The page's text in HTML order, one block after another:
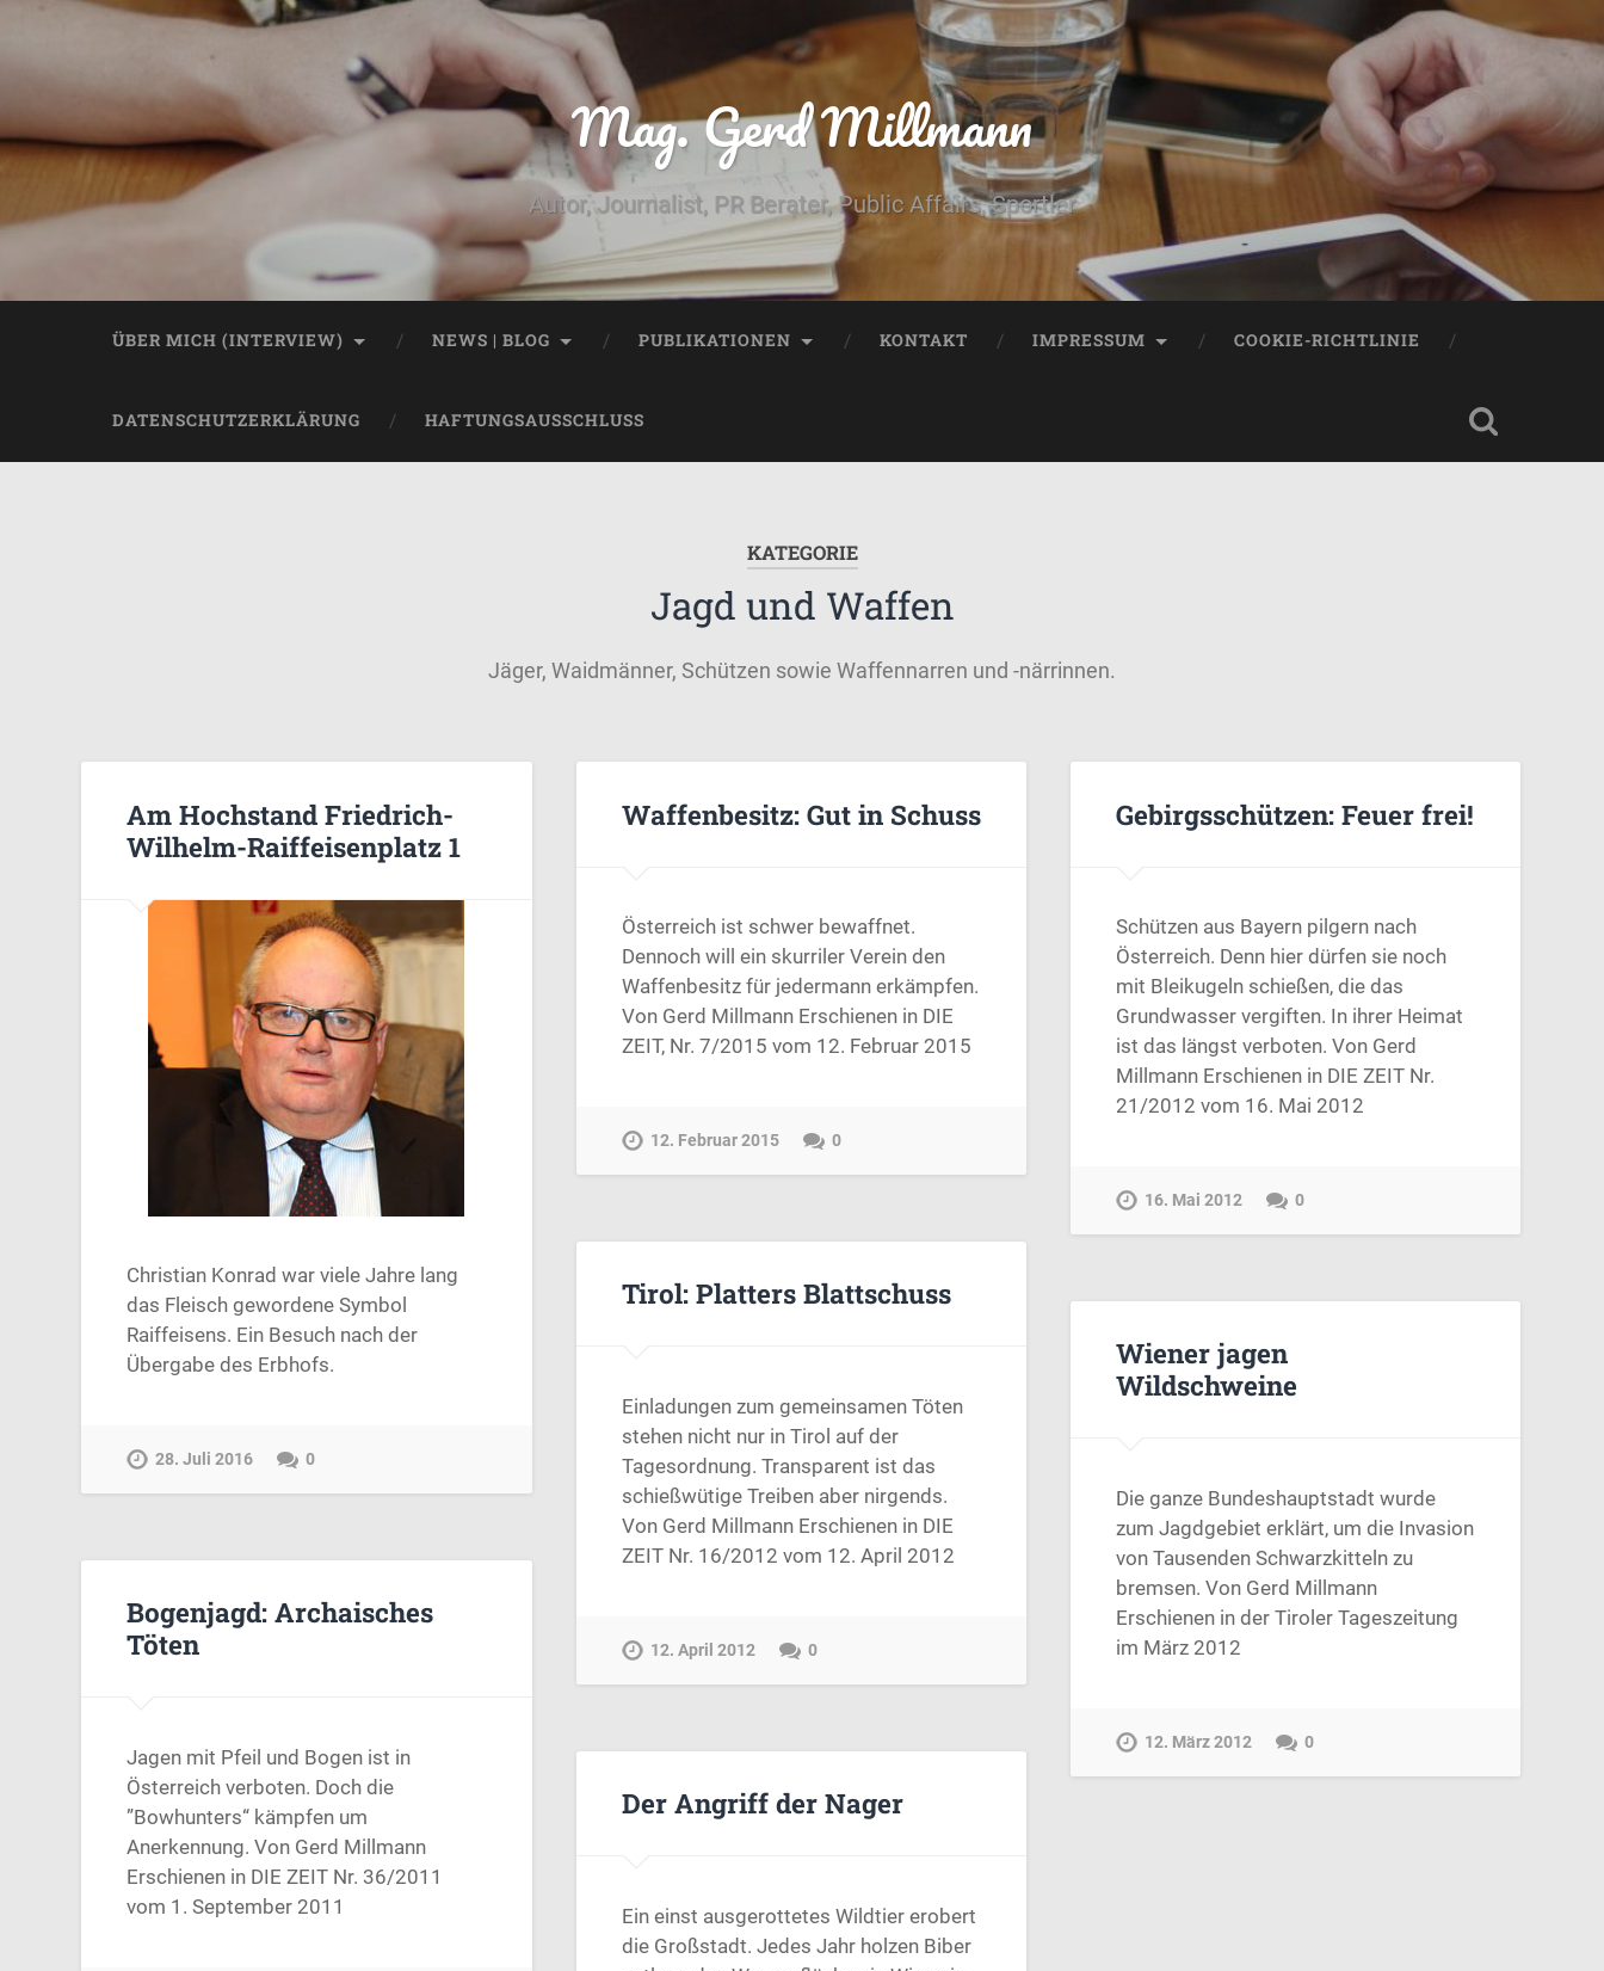
Mag. Gerd Millmann
Autor, Journalist, PR Berater, Public Affairs, Sportler
ÜBER MICH (INTERVIEW) NEWS | BLOG PUBLIKATIONEN KONTAKT IMPRESSUM COOKIE-RICHTLINIE
DATENSCHUTZERKLÄRUNG HAFTUNGSAUSSCHLUSS
KATEGORIE
Jagd und Waffen
Jäger, Waidmänner, Schützen sowie Waffennarren und -närrinnen.
Am Hochstand Friedrich-
Wilhelm-Raiffeisenplatz 1
Christian Konrad war viele Jahre lang
das Fleisch gewordene Symbol
Raiffeisens. Ein Besuch nach der
Übergabe des Erbhofs.
28. Juli 2016 0
Waffenbesitz: Gut in Schuss
Österreich ist schwer bewaffnet.
Dennoch will ein skurriler Verein den
Waffenbesitz für jedermann erkämpfen.
Von Gerd Millmann Erschienen in DIE
ZEIT, Nr. 7/2015 vom 12. Februar 2015
12. Februar 2015 0
Gebirgsschützen: Feuer frei!
Schützen aus Bayern pilgern nach
Österreich. Denn hier dürfen sie noch
mit Bleikugeln schießen, die das
Grundwasser vergiften. In ihrer Heimat
ist das längst verboten. Von Gerd
Millmann Erschienen in DIE ZEIT Nr.
21/2012 vom 16. Mai 2012
16. Mai 2012 0
Tirol: Platters Blattschuss
Einladungen zum gemeinsamen Töten
stehen nicht nur in Tirol auf der
Tagesordnung. Transparent ist das
schießwütige Treiben aber nirgends.
Von Gerd Millmann Erschienen in DIE
ZEIT Nr. 16/2012 vom 12. April 2012
12. April 2012 0
Wiener jagen
Wildschweine
Die ganze Bundeshauptstadt wurde
zum Jagdgebiet erklärt, um die Invasion
von Tausenden Schwarzkitteln zu
bremsen. Von Gerd Millmann
Erschienen in der Tiroler Tageszeitung
im März 2012
12. März 2012 0
Bogenjagd: Archaisches
Töten
Jagen mit Pfeil und Bogen ist in
Österreich verboten. Doch die
”Bowhunters“ kämpfen um
Anerkennung. Von Gerd Millmann
Erschienen in DIE ZEIT Nr. 36/2011
vom 1. September 2011
Der Angriff der Nager
Ein einst ausgerottetes Wildtier erobert
die Großstadt. Jedes Jahr holzen Biber